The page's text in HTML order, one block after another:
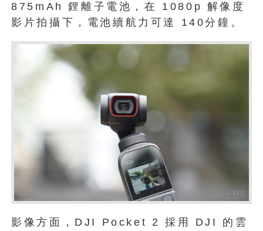
875mAh 鋰離子電池，在 1080p 解像度
影片拍攝下，電池續航力可達 140分鐘。
影像方面，DJI Pocket 2 採用 DJI 的雲